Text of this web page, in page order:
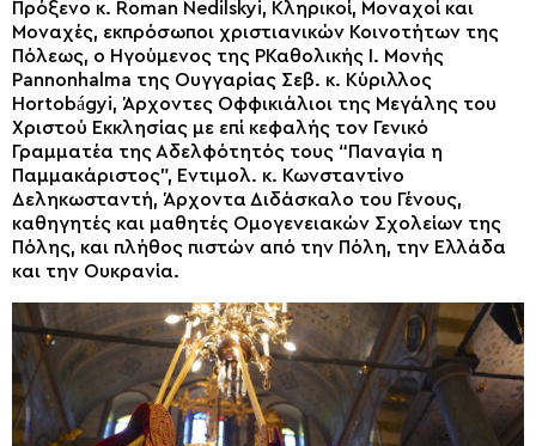
Πρόξενο κ. Roman Nedilskyi, Κληρικοί, Μοναχοί και
Μοναχές, εκπρόσωποι χριστιανικών Κοινοτήτων της
Πόλεως, ο Ηγούμενος της ΡΚαθολικής Ι. Μονής
Pannonhalma της Ουγγαρίας Σεβ. κ. Κύριλλος
Hortobágyi, Άρχοντες Οφφικιάλιοι της Μεγάλης του
Χριστού Εκκλησίας με επί κεφαλής τον Γενικό
Γραμματέα της Αδελφότητός τους “Παναγία η
Παμμακάριστος”, Εντιμολ. κ. Κωνσταντίνο
Δεληκωσταντή, Άρχοντα Διδάσκαλο του Γένους,
καθηγητές και μαθητές Ομογενειακών Σχολείων της
Πόλης, και πλήθος πιστών από την Πόλη, την Ελλάδα
και την Ουκρανία.